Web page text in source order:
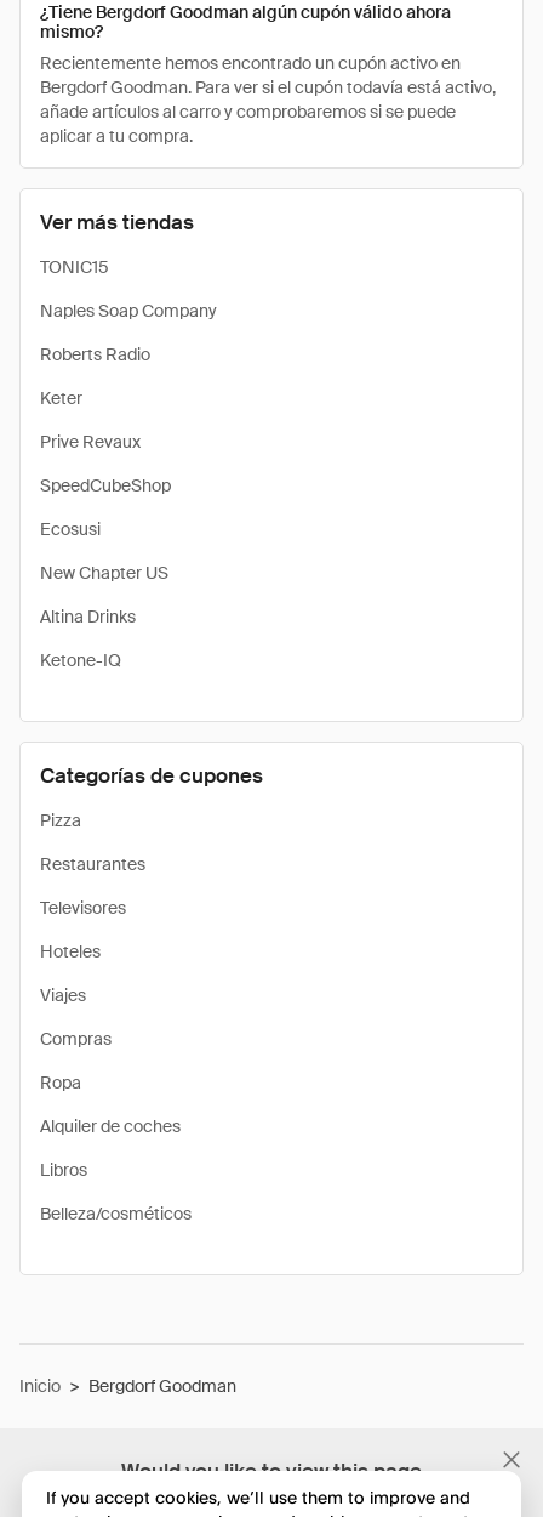
Would you like to view this page
in English?
Ver más tiendas
TONIC15
Naples Soap Company
Roberts Radio
Keter
Prive Revaux
SpeedCubeShop
Ecosusi
New Chapter US
Altina Drinks
Ketone-IQ
Categorías de cupones
Pizza
Restaurantes
Televisores
Hoteles
Viajes
Compras
Ropa
Alquiler de coches
Libros
Belleza/cosméticos
¿Tiene Bergdorf Goodman algún cupón válido ahora
mismo?
Recientemente hemos encontrado un cupón activo en
Bergdorf Goodman. Para ver si el cupón todavía está activo,
añade artículos al carro y comprobaremos si se puede
aplicar a tu compra.
Inicio > Bergdorf Goodman
If you accept cookies, we’ll use them to improve and